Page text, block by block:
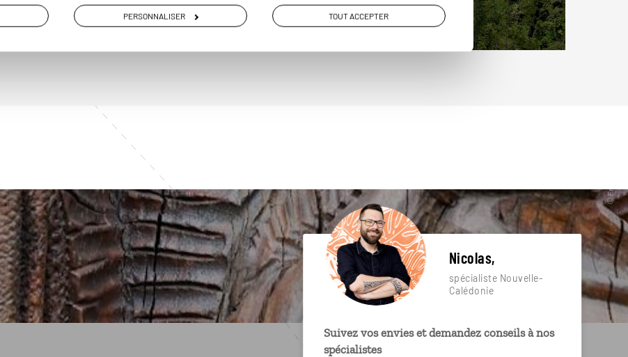
PERSONNALISER TOUT ACCEPTER
Nicolas,
spécialiste Nouvelle-
Calédonie
Suivez vos envies et demandez conseils à nos
spécialistes